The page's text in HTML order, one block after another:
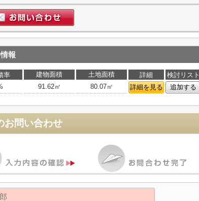
報
率 建物面積 土地面積 詳細
検討リスト
91.62㎡ 80.07㎡ 詳細を見る 追加する
お問い合わせ